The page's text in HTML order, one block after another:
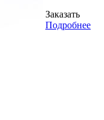
Заказать
Подробнее